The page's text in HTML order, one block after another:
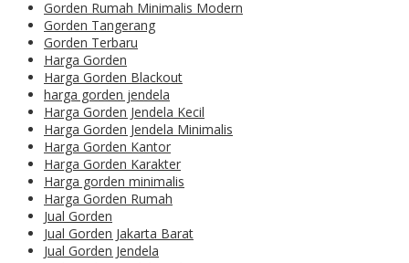
Gorden Rumah Minimalis Modern
Gorden Tangerang
Gorden Terbaru
Harga Gorden
Harga Gorden Blackout
harga gorden jendela
Harga Gorden Jendela Kecil
Harga Gorden Jendela Minimalis
Harga Gorden Kantor
Harga Gorden Karakter
Harga gorden minimalis
Harga Gorden Rumah
Jual Gorden
Jual Gorden Jakarta Barat
Jual Gorden Jendela